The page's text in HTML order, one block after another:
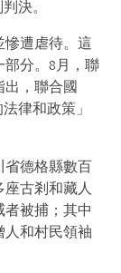
決。
慘遭虐待。這
部分。8月，聯
，聯合國
律和政策」
省德格縣數百
古剎和藏人
被捕；其中
人和村民領袖